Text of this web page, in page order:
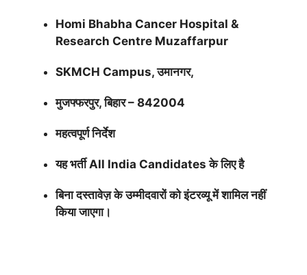
Homi Bhabha Cancer Hospital &
Research Centre Muzaffarpur
SKMCH Campus, उमानगर,
मुजफ्फरपुर, बिहार – 842004
महत्वपूर्ण निर्देश
यह भर्ती All India Candidates के लिए है
बिना दस्तावेज़ के उम्मीदवारों को इंटरव्यू में शामिल नहीं
किया जाएगा।